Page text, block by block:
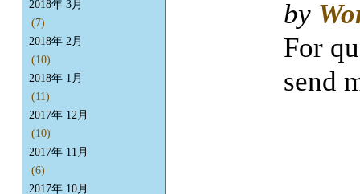
2018年 3月
(7)
2018年 2月
(10)
2018年 1月
(11)
2017年 12月
(10)
2017年 11月
(6)
2017年 10月
by
For
send